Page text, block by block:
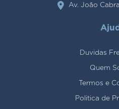
Av. João
Duvidas
Quem
Termos e
Politica de